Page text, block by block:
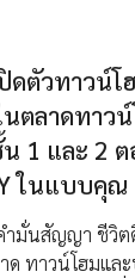
ดตัวทาวน์โ
นตลาดทาว
น 1 และ 2
ในแบบคุณ
มั่นสัญญา ชีวิตดี
ทาวน์โฮมและ